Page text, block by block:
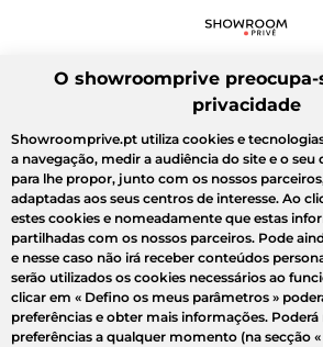
O showroomprive preocupa-
privacidade
Showroomprive.pt utiliza cookies e
a navegação, medir a audiência do site e o seu
para lhe propor, junto com os nossos
adaptadas aos seus centros de interesse. Ao
estes cookies e nomeadamente que estas
partilhadas com os nossos parceiros. Pode
e nesse caso não irá receber conteúdos
serão utilizados os cookies necessários ao
clicar em « Defino os meus parâmetros »
preferências e obter mais informações.
preferências a qualquer momento (na secção «